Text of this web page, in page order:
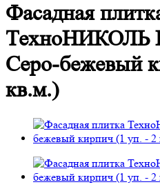
Фасадная
ТехноНИКОЛЬ
Серо-бежевый
кв.м.)